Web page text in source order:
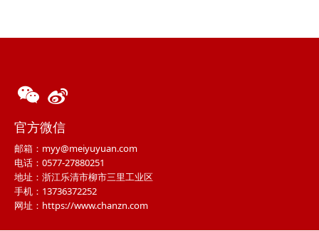
官方微信
邮箱：myy@meiyuyuan.com
电话：0577-27880251
地址：浙江乐清市柳市三里工业区
手机：13736372252
网址：https://www.chanzn.com